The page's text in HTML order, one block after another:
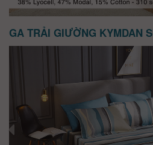
GA TRẢI GIƯỜNG KYMDAN